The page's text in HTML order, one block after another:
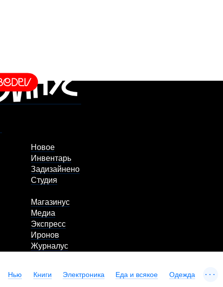
Новое
Инвентарь
Задизайнено
Студия
Магазинус
Медиа
Экспресс
Иронов
Журналус
Нью Книги Электроника Еда и всякое Одежда ...